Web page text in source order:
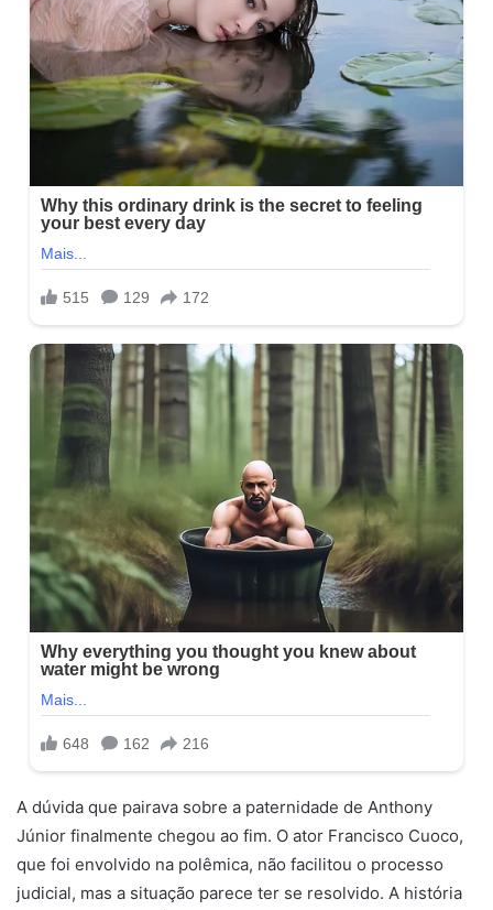
A dúvida que pairava sobre a paternidade de Anthony
Júnior finalmente chegou ao fim. O ator Francisco Cuoco,
que foi envolvido na polêmica, não facilitou o processo
judicial, mas a situação parece ter se resolvido. A história